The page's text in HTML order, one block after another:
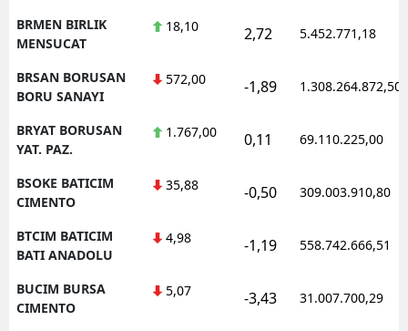
BRMEN BIRLIK
MENSUCAT
18,10 2,72 5.452.771,18
BRSAN BORUSAN
BORU SANAYI
572,00 -1,89 1.308.264.872,50
BRYAT BORUSAN
YAT. PAZ.
1.767,00 0,11 69.110.225,00
BSOKE BATICIM
CIMENTO
35,88 -0,50 309.003.910,80
BTCIM BATICIM
BATI ANADOLU
4,98 -1,19 558.742.666,51
BUCIM BURSA
CIMENTO
5,07 -3,43 31.007.700,29